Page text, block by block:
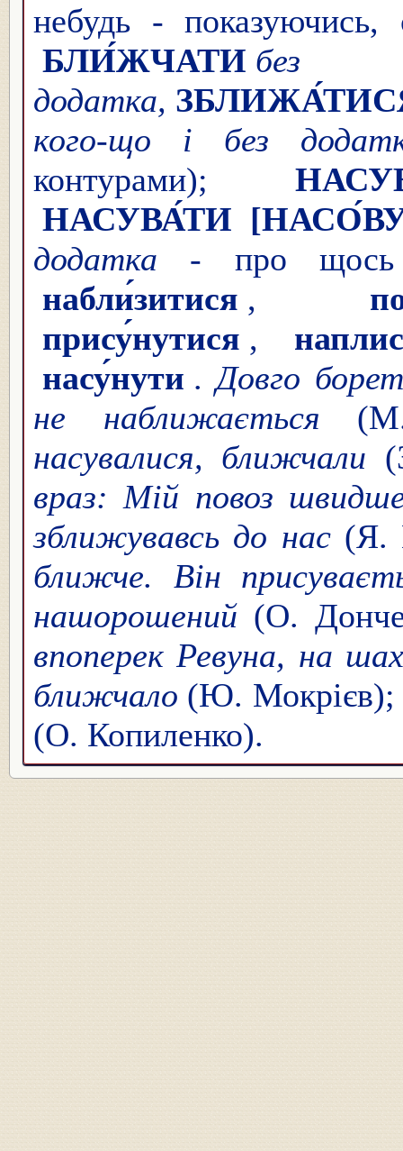
небудь -
БЛИ́ЖЧАТИ без
додатка,
кого-що і без
контурами);
НАСУВА́ТИ
додатка - про щось
набли́зитися ,
прису́нутися ,
насу́нути .Довго
не наближається (М.
насувалися, ближчали
враз: Мій повоз
зближувавсь до нас(Я.
ближче. Він
нашорошений (О.
впоперек Ревуна, на
ближчало (Ю. Мокрієв);
(О. Копиленко).